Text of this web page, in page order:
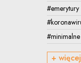
#emerytury
+ więcej